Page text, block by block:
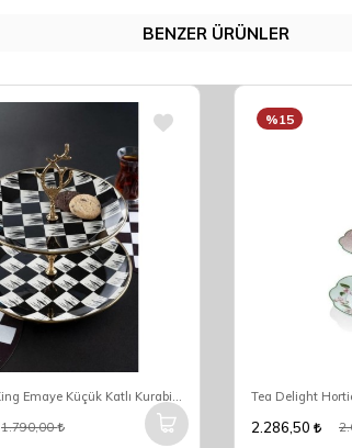
BENZER ÜRÜNLER
Acar Qualıta-King Emaye Küçük Katlı Kurabiyelik Dama Dekor XAP-22-0250
1.790,00
%15
2.286,50